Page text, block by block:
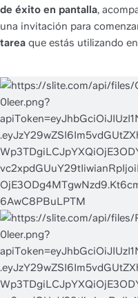
de éxito en pantalla,
tarea que estás utilizando